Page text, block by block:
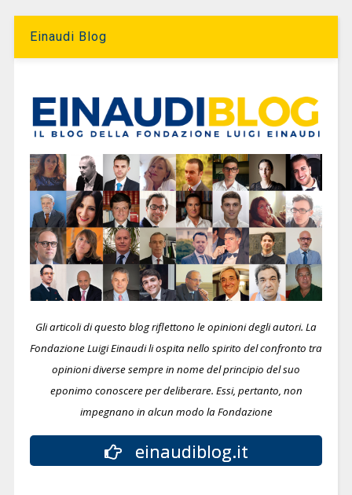
Einaudi Blog
Gli articoli di questo blog riflettono le opinioni degli autori. La
Fondazione Luigi Einaudi li ospita nello spirito del confronto tra
opinioni diverse sempre in nome del principio del suo
eponimo conoscere per deliberare. Essi, pertanto, non
impegnano in alcun modo la Fondazione
einaudiblog.it